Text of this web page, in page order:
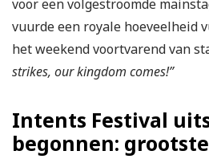
voor een volgestroomde
vuurde een royale hoeveelheid
het weekend voortvarend van
strikes, our kingdom comes!”
Intents Festival
begonnen: